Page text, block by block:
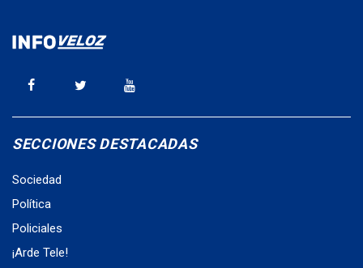
SECCIONES DESTACADAS
Sociedad
Política
Policiales
¡Arde Tele!